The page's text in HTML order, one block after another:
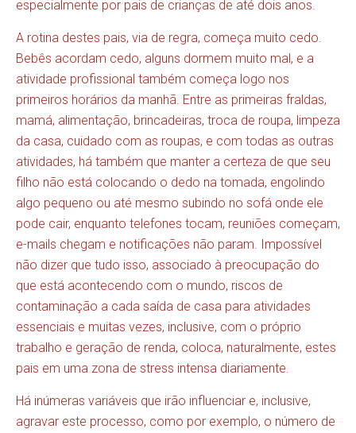
especialmente por pais de crianças de até dois anos.
A rotina destes pais, via de regra, começa muito cedo.
Bebês acordam cedo, alguns dormem muito mal, e a
atividade profissional também começa logo nos
primeiros horários da manhã. Entre as primeiras fraldas,
mamá, alimentação, brincadeiras, troca de roupa, limpeza
da casa, cuidado com as roupas, e com todas as outras
atividades, há também que manter a certeza de que seu
filho não está colocando o dedo na tomada, engolindo
algo pequeno ou até mesmo subindo no sofá onde ele
pode cair, enquanto telefones tocam, reuniões começam,
e-mails chegam e notificações não param. Impossível
não dizer que tudo isso, associado à preocupação do
que está acontecendo com o mundo, riscos de
contaminação a cada saída de casa para atividades
essenciais e muitas vezes, inclusive, com o próprio
trabalho e geração de renda, coloca, naturalmente, estes
pais em uma zona de stress intensa diariamente.
Há inúmeras variáveis que irão influenciar e, inclusive,
agravar este processo, como por exemplo, o número de